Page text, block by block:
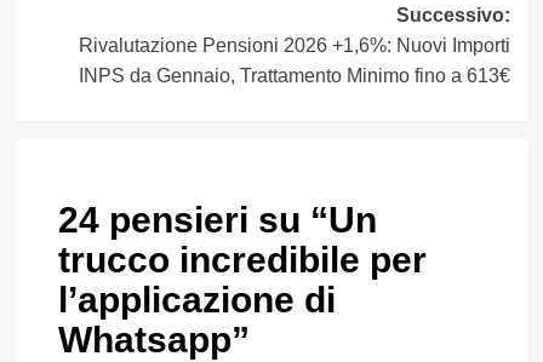
Successivo:
Rivalutazione Pensioni 2026 +1,6%: Nuovi Importi
INPS da Gennaio, Trattamento Minimo fino a 613€
24 pensieri su “Un
trucco incredibile per
l’applicazione di
Whatsapp”